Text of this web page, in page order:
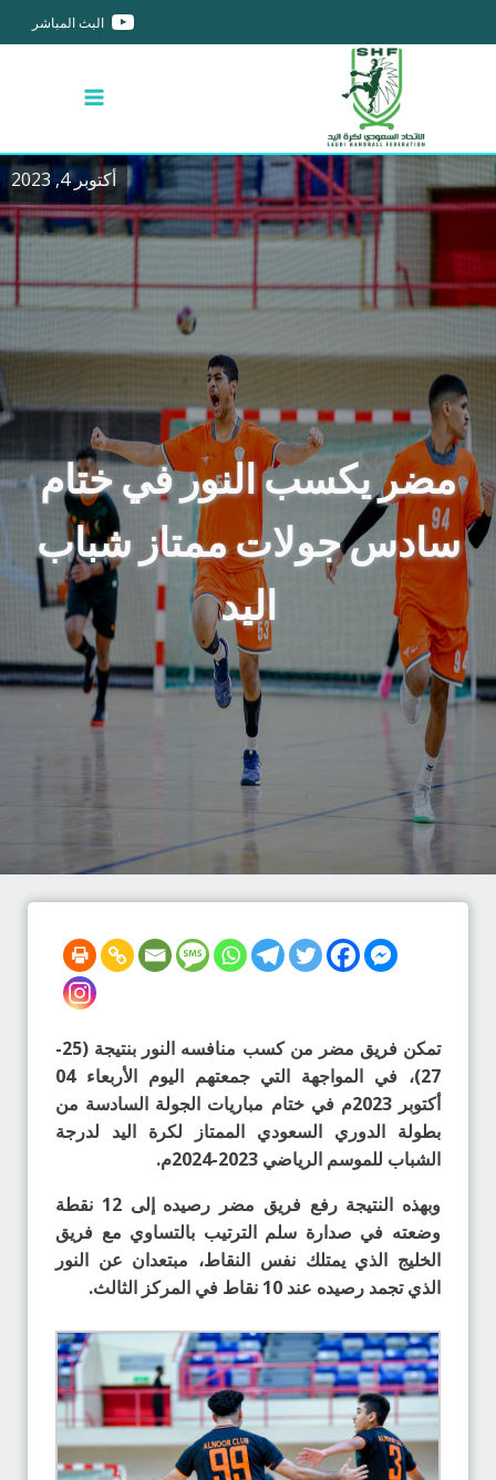
البث المباشر
أكتوبر 4, 2023
مضر يكسب النور في ختام
سادس جولات ممتاز شباب
اليد
تمكن فريق مضر من كسب منافسه النور بنتيجة (25-
27)، في المواجهة التي جمعتهم اليوم الأربعاء 04
أكتوبر 2023م في ختام مباريات الجولة السادسة من
بطولة الدوري السعودي الممتاز لكرة اليد لدرجة
الشباب للموسم الرياضي 2023-2024م.
وبهذه النتيجة رفع فريق مضر رصيده إلى 12 نقطة
وضعته في صدارة سلم الترتيب بالتساوي مع فريق
الخليج الذي يمتلك نفس النقاط، مبتعدان عن النور
الذي تجمد رصيده عند 10 نقاط في المركز الثالث.